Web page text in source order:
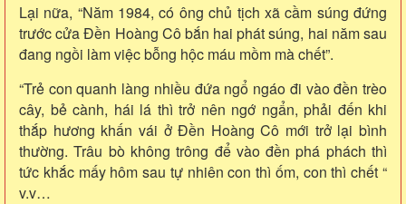
Lại nữa, “Năm 1984, có ông chủ tịch xã cầm súng đứng
trước cửa Đền Hoàng Cô bắn hai phát súng, hai năm sau
đang ngồi làm việc bỗng hộc máu mồm mà chết”.
“Trẻ con quanh làng nhiều đứa ngổ ngáo đi vào đền trèo
cây, bẻ cành, hái lá thì trở nên ngớ ngẩn, phải đến khi
thắp hương khấn vái ở Đền Hoàng Cô mới trở lại bình
thường. Trâu bò không trông để vào đền phá phách thì
tức khắc mấy hôm sau tự nhiên con thì ốm, con thì chết “
v.v…